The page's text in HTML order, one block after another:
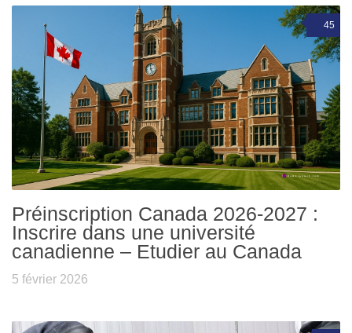
45
Préinscription Canada 2026-2027 :
Inscrire dans une université
canadienne – Etudier au Canada
5 février 2026